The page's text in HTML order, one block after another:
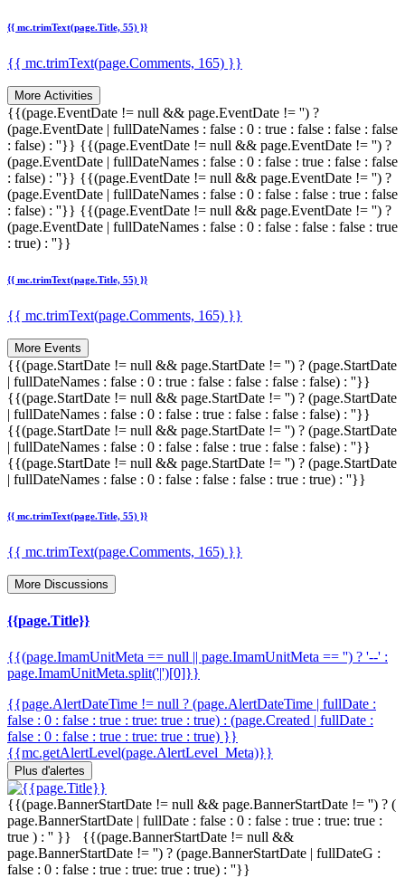
{{ mc.trimText(page.Title, 55) }}
{{ mc.trimText(page.Comments, 165) }}
More Activities
{{(page.EventDate != null && page.EventDate != '') ?
(page.EventDate | fullDateNames : false : 0 : true : false : false : false
: false) : ''}} {{(page.EventDate != null && page.EventDate != '') ?
(page.EventDate | fullDateNames : false : 0 : false : true : false : false
: false) : ''}} {{(page.EventDate != null && page.EventDate != '') ?
(page.EventDate | fullDateNames : false : 0 : false : false : true : false
: false) : ''}} {{(page.EventDate != null && page.EventDate != '') ?
(page.EventDate | fullDateNames : false : 0 : false : false : false : true
: true) : ''}}
{{ mc.trimText(page.Title, 55) }}
{{ mc.trimText(page.Comments, 165) }}
More Events
{{(page.StartDate != null && page.StartDate != '') ? (page.StartDate
| fullDateNames : false : 0 : true : false : false : false : false) : ''}}
{{(page.StartDate != null && page.StartDate != '') ? (page.StartDate
| fullDateNames : false : 0 : false : true : false : false : false) : ''}}
{{(page.StartDate != null && page.StartDate != '') ? (page.StartDate
| fullDateNames : false : 0 : false : false : true : false : false) : ''}}
{{(page.StartDate != null && page.StartDate != '') ? (page.StartDate
| fullDateNames : false : 0 : false : false : false : true : true) : ''}}
{{ mc.trimText(page.Title, 55) }}
{{ mc.trimText(page.Comments, 165) }}
More Discussions
{{page.Title}}
{{(page.ImamUnitMeta == null || page.ImamUnitMeta == '') ? '--' :
page.ImamUnitMeta.split('|')[0]}}
{{page.AlertDateTime != null ? (page.AlertDateTime | fullDate :
false : 0 : false : true : true: true : true) : (page.Created | fullDate :
false : 0 : false : true : true: true : true) }}
{{mc.getAlertLevel(page.AlertLevel_Meta)}}
Plus d'alertes
{{(page.BannerStartDate != null && page.BannerStartDate != '') ? (
page.BannerStartDate | fullDate : false : 0 : false : true : true: true :
true ) : '' }} {{(page.BannerStartDate != null &&
page.BannerStartDate != '') ? (page.BannerStartDate | fullDateG :
false : 0 : false : true : true: true : true) : ''}}